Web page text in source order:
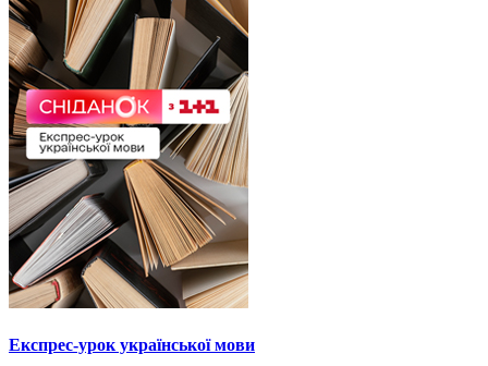
Експрес-урок української мови